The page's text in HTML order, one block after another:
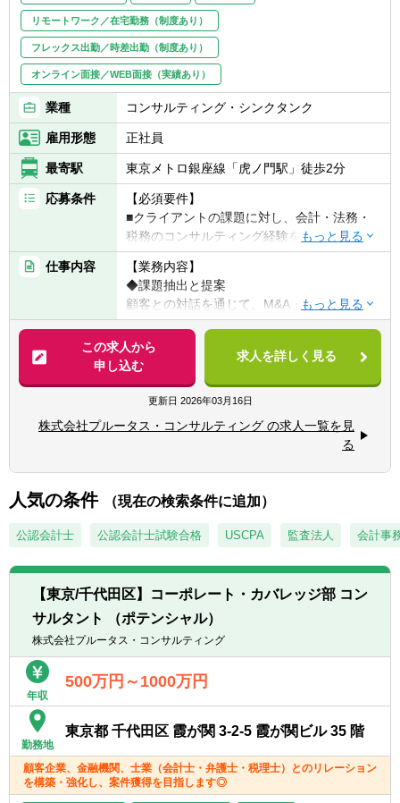
リモートワーク／在宅勤務（制度あり）
フレックス出勤／時差出勤（制度あり）
オンライン面接／WEB面接（実績あり）
業種 コンサルティング・シンクタンク
雇用形態 正社員
最寄駅 東京メトロ銀座線「虎ノ門駅」徒歩2分
応募条件
【必須要件】
■クライアントの課題に対し、会計・法務・
税務のコンサルティング経験をお持ちの方
■証券会社や銀行等で資本政策の実務経験が
あり、業界内にコネクションをお持ちの方
【歓迎要件】
■新規開拓を伴う営業経験
■ビジネススクール（MBA）、ファイナン
ス・会計研究科の出身者
■金融商品取引法、会社法等の法的素養や、
ファイナンス・金融工学の素養
■銀行、証券、会計・税理士事務所などへの
仕事内容
【業務内容】
◆課題抽出と提案
顧客との対話を通じて、M&A・資金調達・イ
ンセンティブプラン（ストック・オプション
等）などの資本政策上の課題を特定し、解決
案を提案します。
◆専門家との連携
提案にあたっては社内外の会計・法務・税務
の専門家とディスカッションを行い、質の高
いソリューションを提案します。
評価の専門部隊と連携し、提案の実行まで一
貫してサポートします。
◆新規開拓
ネットワークを活かした新規顧客・チャネル
【サービス内容】
■M&A 関連業務（企業価値評価やデューデリ
ジェンス、PPA、FA 業務等）
■オプション関連業務（新株予約権、社債、
種類株式の設計・評価）
■会計アドバイザリー
【クライアント】
業界問わない上場企業、非上場企業（スター
トアップ、ベンチャー含む）
この求人から
申し込む
求人を詳しく見る
更新日 2026年03月16日
株式会社プルータス・コンサルティング の求人一覧を見
る
人気の条件 （現在の検索条件に追加）
公認会計士 公認会計士試験合格 USCPA 監査法人 会計事
【東京/千代田区】コーポレート・カバレッジ部 コン
サルタント （ポテンシャル）
株式会社プルータス・コンサルティング
年収
500万円～1000万円
勤務地
東京都 千代田区 霞が関 3-2-5 霞が関ビル 35 階
顧客企業、金融機関、士業（会計士・弁護士・税理士）とのリレーション
を構築・強化し、案件獲得を目指します◎